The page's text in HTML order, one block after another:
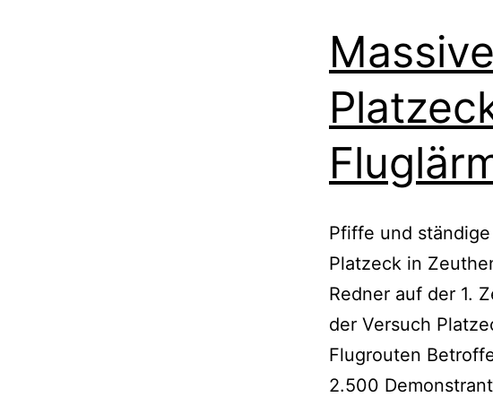
Pfiffe und
Platzeck in
Redner auf der 1.
der Versuch
Flugrouten
2.500